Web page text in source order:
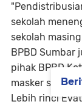
sekolah
sekolah
BPBD Sumbar
pihak BPBD
masker
Lebih rinci